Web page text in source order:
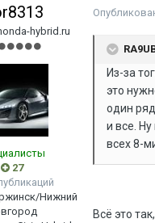
hybrid.ru
27
Нижний
Из-за
это
один
и все.
всех 8-
Всё это